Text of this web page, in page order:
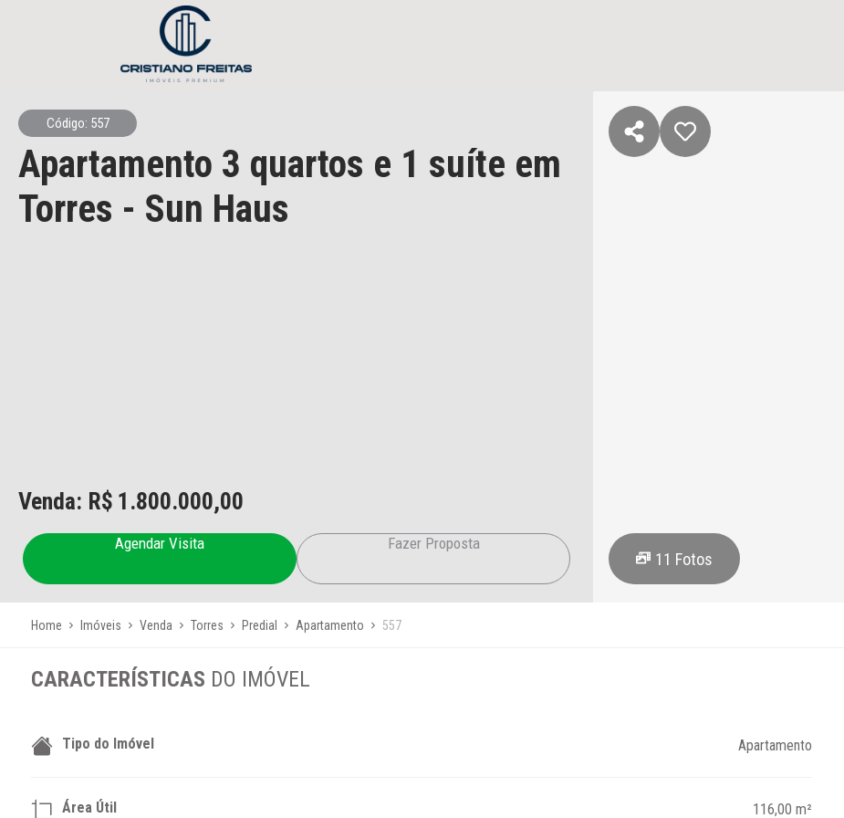
Código: 557
Apartamento 3 quartos e 1 suíte em
Torres - Sun Haus
Venda: R$ 1.800.000,00
Agendar Visita Fazer Proposta
11 Fotos
Home Imóveis Venda Torres Predial Apartamento 557
CARACTERÍSTICAS DO IMÓVEL
Tipo do Imóvel Apartamento
Área Útil 116,00 m²